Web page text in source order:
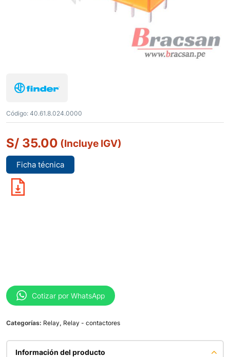
Código: 40.61.8.024.0000
S/ 35.00 (Incluye IGV)
Ficha técnica
Cotizar por WhatsApp
Categorías: Relay, Relay - contactores
Información del producto